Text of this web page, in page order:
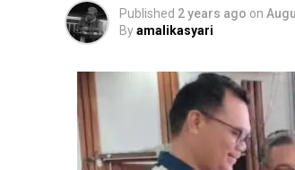
Published 2 years ago on
Byamalikasyari